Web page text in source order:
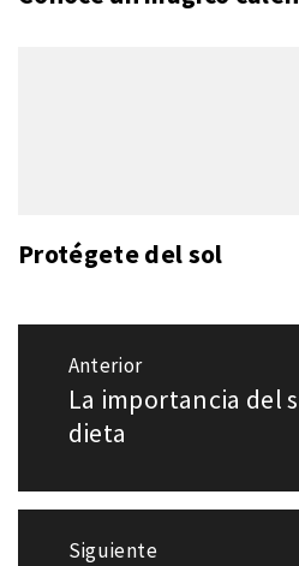
Protégete del sol
Navegación
entradas
Anterior
Entrada
anterior:
La importancia del
dieta
Siguiente